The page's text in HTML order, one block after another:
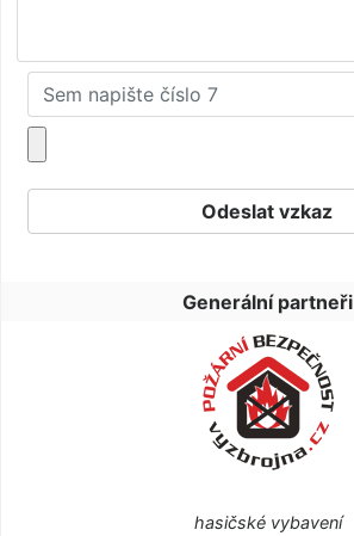
Generální partneři
hasičské vybavení